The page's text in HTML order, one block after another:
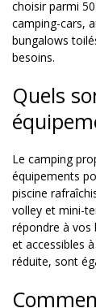
choisir parmi
camping-cars,
bungalows
besoins.
Quels
Le camping
équipements
piscine
volley et mini-
répondre à vos
et accessibles
réduite, sont